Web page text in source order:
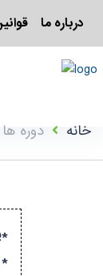
درباره ما
خانه دوره ها